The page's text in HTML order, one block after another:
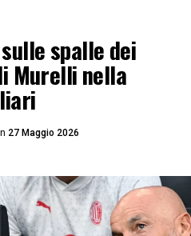
spalle dei
Murelli nella
27 Maggio 2026